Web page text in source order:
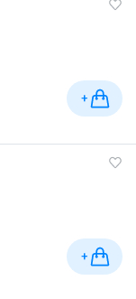
+
+